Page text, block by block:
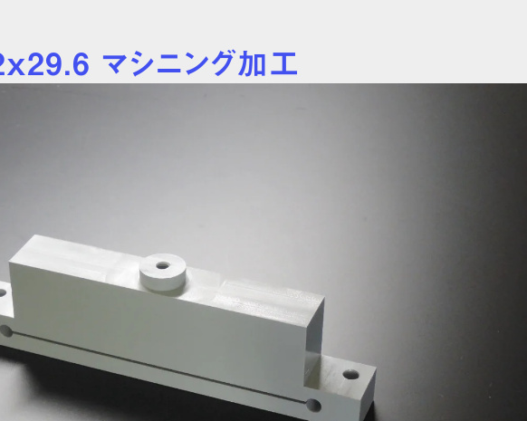
29.6 マシニング加工